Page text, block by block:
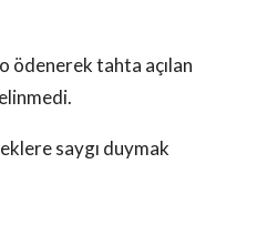
ödenerek tahta açılan
saygı duymak